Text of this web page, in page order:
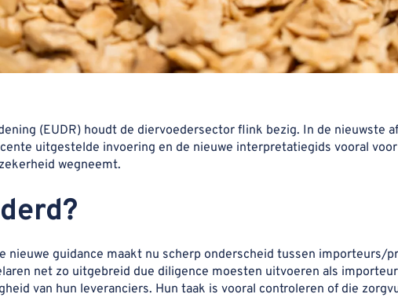
(EUDR) houdt de diervoedersector flink bezig. In de nieuwste
uitgestelde invoering en de nieuwe interpretatiegids vooral
wegneemt.
nieuwe guidance maakt nu scherp onderscheid tussen importeurs/
net zo uitgebreid due diligence moesten uitvoeren als
van hun leveranciers. Hun taak is vooral controleren of die